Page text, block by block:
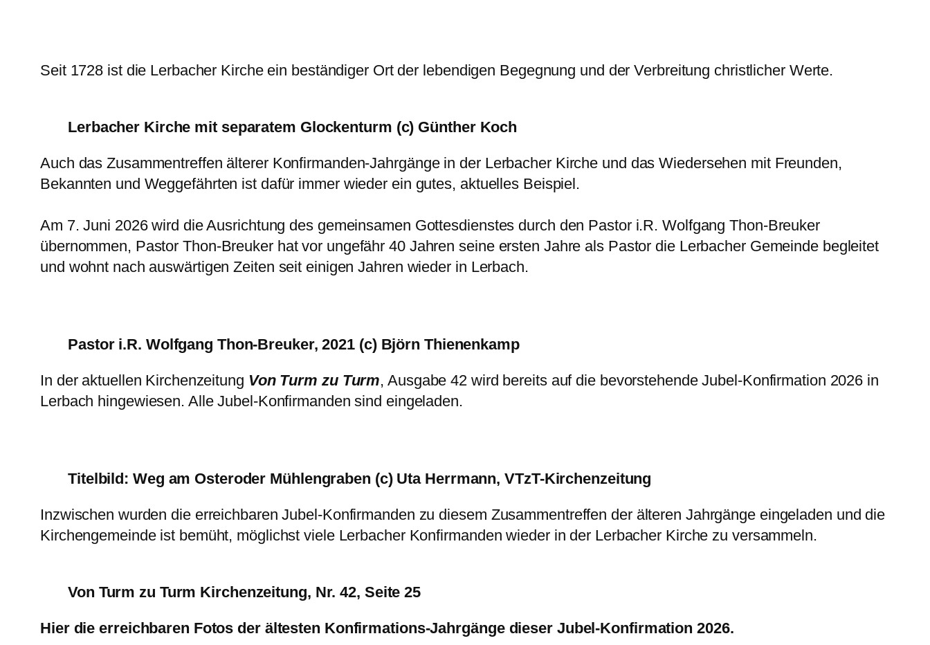
Seit 1728 ist die Lerbacher Kirche ein beständiger Ort der lebendigen Begegnung und der Verbreitung christlicher Werte.
Lerbacher Kirche mit separatem Glockenturm (c) Günther Koch
Auch das Zusammentreffen älterer Konfirmanden-Jahrgänge in der Lerbacher Kirche und das Wiedersehen mit Freunden,
Bekannten und Weggefährten ist dafür immer wieder ein gutes, aktuelles Beispiel.
Am 7. Juni 2026 wird die Ausrichtung des gemeinsamen Gottesdienstes durch den Pastor i.R. Wolfgang Thon-Breuker
übernommen, Pastor Thon-Breuker hat vor ungefähr 40 Jahren seine ersten Jahre als Pastor die Lerbacher Gemeinde begleitet
und wohnt nach auswärtigen Zeiten seit einigen Jahren wieder in Lerbach.
Pastor i.R. Wolfgang Thon-Breuker, 2021 (c) Björn Thienenkamp
In der aktuellen Kirchenzeitung Von Turm zu Turm, Ausgabe 42 wird bereits auf die bevorstehende Jubel-Konfirmation 2026 in
Lerbach hingewiesen. Alle Jubel-Konfirmanden sind eingeladen.
Titelbild: Weg am Osteroder Mühlengraben (c) Uta Herrmann, VTzT-Kirchenzeitung
Inzwischen wurden die erreichbaren Jubel-Konfirmanden zu diesem Zusammentreffen der älteren Jahrgänge eingeladen und die
Kirchengemeinde ist bemüht, möglichst viele Lerbacher Konfirmanden wieder in der Lerbacher Kirche zu versammeln.
Von Turm zu Turm Kirchenzeitung, Nr. 42, Seite 25
Hier die erreichbaren Fotos der ältesten Konfirmations-Jahrgänge dieser Jubel-Konfirmation 2026.